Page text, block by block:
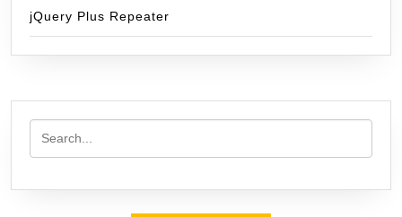
jQuery Plus Repeater